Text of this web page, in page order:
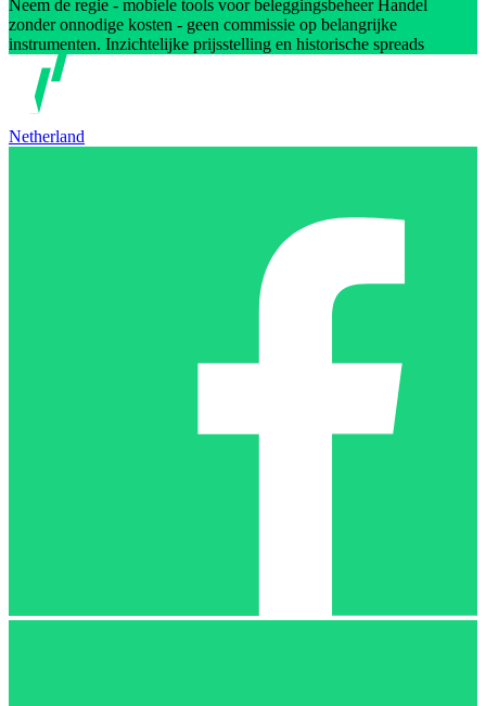
Neem de regie - mobiele tools voor beleggingsbeheer Handel
zonder onnodige kosten - geen commissie op belangrijke
instrumenten. Inzichtelijke prijsstelling en historische spreads
Netherland